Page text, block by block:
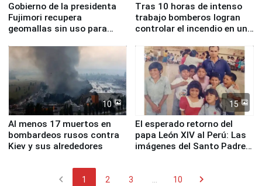
Gobierno de la presidenta
Fujimori recupera
geomallas sin uso para
Fenómeno El Niño
Tras 10 horas de intenso
trabajo bomberos logran
controlar el incendio en una
de Chile
10
Al menos 17 muertos en
bombardeos rusos contra
Kiev y sus alrededores
15
El esperado retorno del
papa León XIV al Perú: Las
imágenes del Santo Padre
chevron_left 1 2 3 10 chevron_right